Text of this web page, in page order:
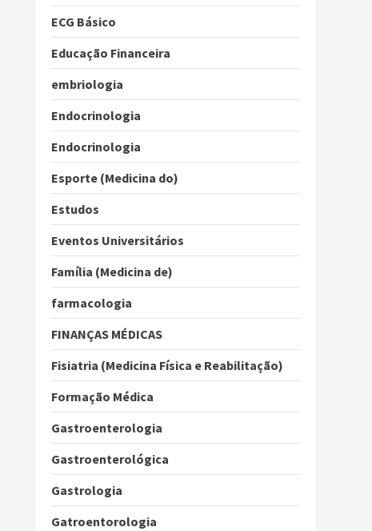
ECG Básico
Educação Financeira
embriologia
Endocrinologia
Endocrinologia
Esporte (Medicina do)
Estudos
Eventos Universitários
Família (Medicina de)
farmacologia
FINANÇAS MÉDICAS
Fisiatria (Medicina Física e Reabilitação)
Formação Médica
Gastroenterologia
Gastroenterológica
Gastrologia
Gatroentorologia